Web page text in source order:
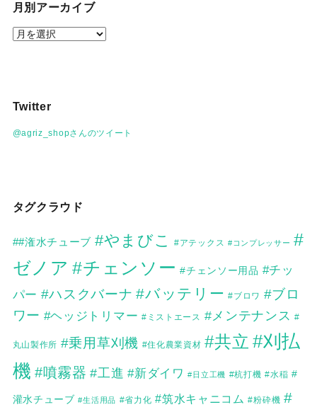
月別アーカイブ
月
イ
Twitter
@agriz_shopさんのツイート
タグクラウド
##潅水チューブ #やまびこ #アテックス #コンプレッサー #
ゼノア #チェンソー #チェンソー用品 #チッ
パー #ハスクバーナ #バッテリー #ブロワ #ブロ
ワー #ヘッジトリマー #ミストエース #メンテナンス #
丸山製作所 #乗用草刈機 #住化農業資材 #共立 #刈払
機 #噴霧器 #工進 #新ダイワ #日立工機 #杭打機 #水稲 #
灌水チューブ #生活用品 #省力化 #筑水キャニコム #粉砕機 #